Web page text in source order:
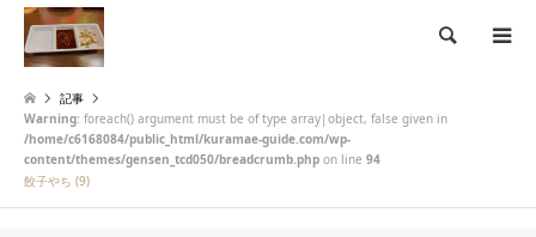
検索
記事
Warning: foreach() argument must be of type array|object, false given in
/home/c6168084/public_html/kuramae-guide.com/wp-
content/themes/gensen_tcd050/breadcrumb.php on line 94
餃子やち (9)